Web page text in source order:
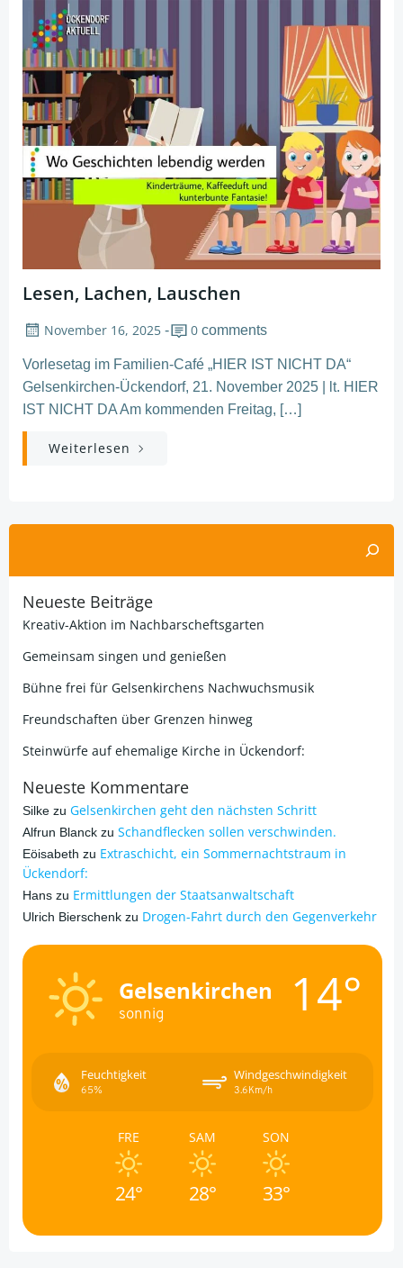
Lesen, Lachen, Lauschen
November 16, 2025 - 0 comments
Vorlesetag im Familien-Café „HIER IST NICHT DA“
Gelsenkirchen-Ückendorf, 21. November 2025 | lt. HIER
IST NICHT DA Am kommenden Freitag, […]
Weiterlesen
Neueste Beiträge
Kreativ-Aktion im Nachbarscheftsgarten
Gemeinsam singen und genießen
Bühne frei für Gelsenkirchens Nachwuchsmusik
Freundschaften über Grenzen hinweg
Steinwürfe auf ehemalige Kirche in Ückendorf:
Neueste Kommentare
Silke zu Gelsenkirchen geht den nächsten Schritt
Alfrun Blanck zu Schandflecken sollen verschwinden.
Eöisabeth zu Extraschicht, ein Sommernachtstraum in
Ückendorf:
Hans zu Ermittlungen der Staatsanwaltschaft
Ulrich Bierschenk zu Drogen-Fahrt durch den Gegenverkehr
Gelsenkirchen
sonnig 14°
Feuchtigkeit
65%
Windgeschwindigkeit
3.6Km/h
FRE
24°
SAM
28°
SON
33°